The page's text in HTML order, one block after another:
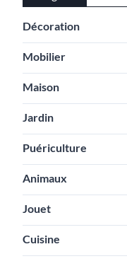
Décoration
Mobilier
Maison
Jardin
Puériculture
Animaux
Jouet
Cuisine